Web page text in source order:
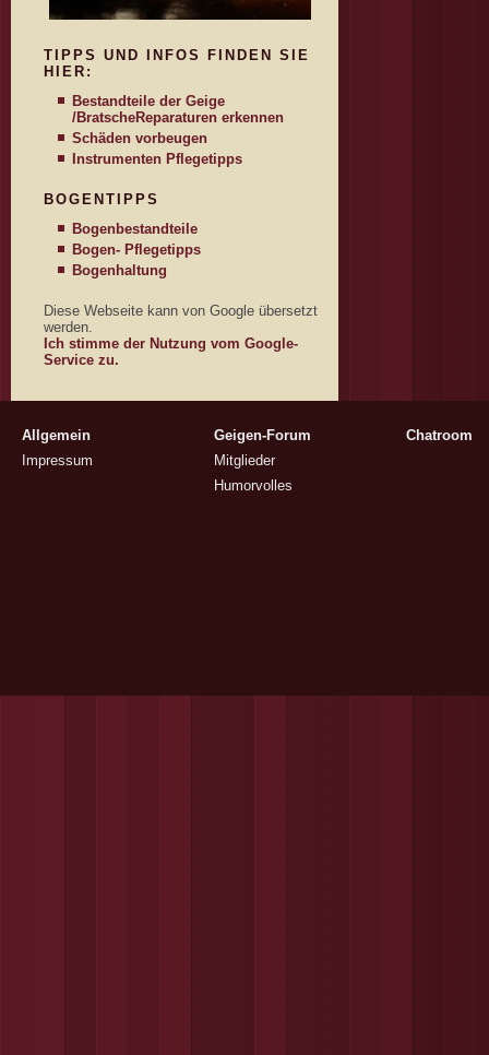
TIPPS UND INFOS FINDEN SIE
HIER:
Bestandteile der Geige
/BratscheReparaturen erkennen
Schäden vorbeugen
Instrumenten Pflegetipps
BOGENTIPPS
Bogenbestandteile
Bogen- Pflegetipps
Bogenhaltung
Diese Webseite kann von Google übersetzt
werden.
Ich stimme der Nutzung vom Google-
Service zu.
Allgemein
Impressum
Geigen-Forum
Mitglieder
Humorvolles
Chatroom